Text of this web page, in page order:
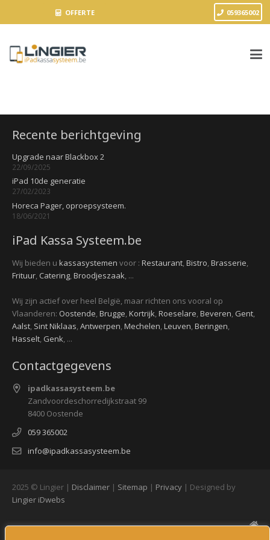
OFFERTE 059365002
Recente berichtgeving
Upgrade naar Blackbox 2
22/09/2025
iPad 10de generatie
27/02/2023
Horeca Pager, oproepsysteem.
18/06/2021
iPad Kassa Systeem.be
Wij bieden u kassasystemen voor : Restaurant,Bistro,Brasserie,
Frituur, Catering,Broodjeszaak, ...
Wij zijn actief over heel België, maar richten ons vooral op
Vlaanderen: Oostende,Brugge,Kortrijk,Roeselare,Beveren, Gent,
Aalst, Sint Niklaas,Antwerpen,Mechelen,Leuven,Beringen,
Hasselt, Genk, ...
Contactgegevens
ipadkassasysteem.be
Zandvoordeschorredijkstraat 99
8400 Oostende
059 365002
info@ipadkassasysteem.be
2025 © Lingier | Disclaimer| Sitemap | Privacy| Designed by
Lingier iDwebs